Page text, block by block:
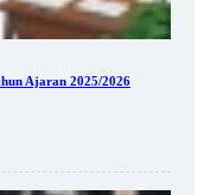
Ajaran 2025/2026